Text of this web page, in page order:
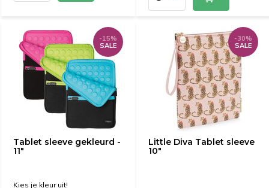
Tablet sleeve gekleurd -
11"
-15%
SALE
Kies je kleur uit!
Little Diva Tablet sleeve
10"
-30%
SALE